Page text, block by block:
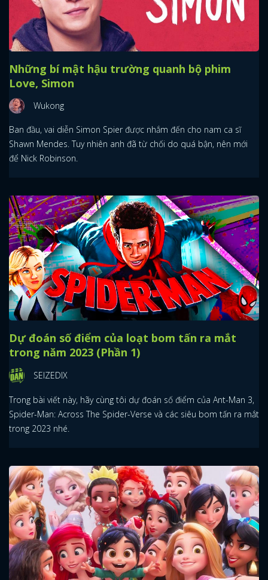
Những bí mật hậu trường quanh bộ phim
Love, Simon
Wukong
Ban đầu, vai diễn Simon Spier được nhắm đến cho nam ca sĩ
Shawn Mendes. Tuy nhiên anh đã từ chối do quá bận, nên mới
để Nick Robinson.
Dự đoán số điểm của loạt bom tấn ra mắt
trong năm 2023 (Phần 1)
SEIZEDIX
Trong bài viết này, hãy cùng tôi dự đoán số điểm của Ant-Man 3,
Spider-Man: Across The Spider-Verse và các siêu bom tấn ra mắt
trong 2023 nhé.